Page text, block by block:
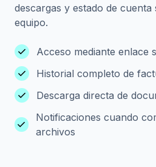
descargas y estado de cuenta
equipo.
check Acceso mediante enlace
check Historial completo de
check Descarga directa de
check
Notificaciones cuando
archivos